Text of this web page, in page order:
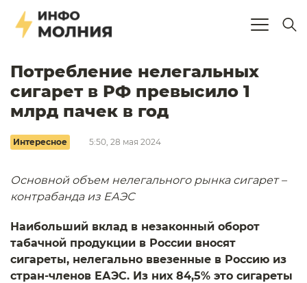
Потребление нелегальных
сигарет в РФ превысило 1
млрд пачек в год
Интересное 5:50, 28 мая 2024
Основной объем нелегального рынка сигарет –
контрабанда из ЕАЭС
Наибольший вклад в незаконный оборот
табачной продукции в России вносят
сигареты, нелегально ввезенные в Россию из
стран-членов ЕАЭС. Из них 84,5% это сигареты